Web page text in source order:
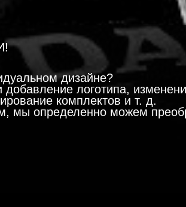
дизайне?
логотипа,
комплектов и т. д.
мы определенно можем